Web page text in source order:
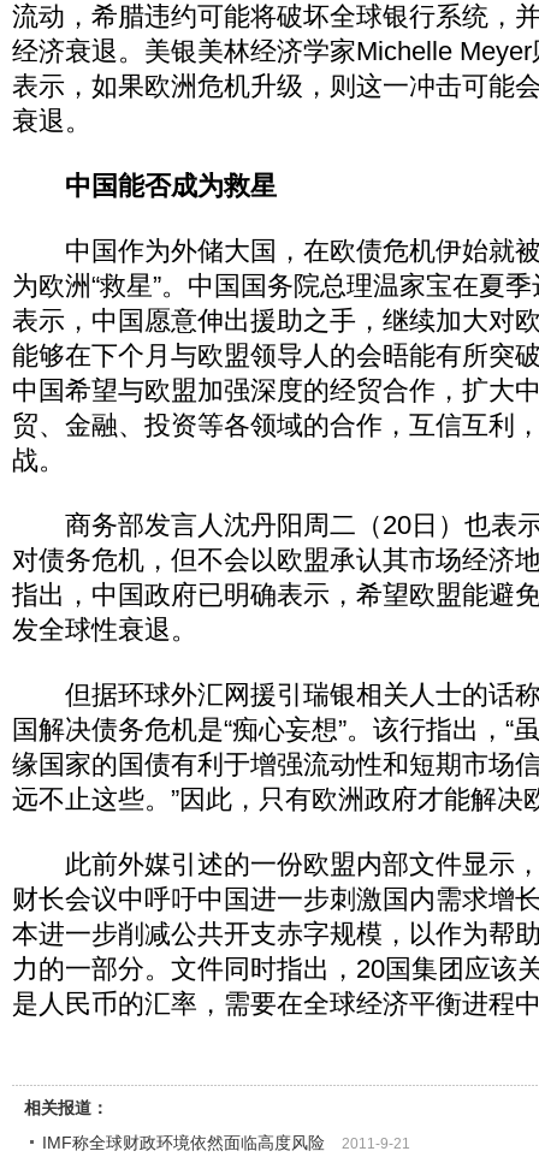
流动，希腊违约可能将破坏全球银行系统，
经济衰退。美银美林经济学家Michelle
表示，如果欧洲危机升级，则这一冲击可能
衰退。
中国能否成为救星
中国作为外储大国，在欧债危机伊始就
为欧洲“救星”。中国国务院总理温家宝在夏
表示，中国愿意伸出援助之手，继续加大对
能够在下个月与欧盟领导人的会晤能有所突
中国希望与欧盟加强深度的经贸合作，扩大
贸、金融、投资等各领域的合作，互信互利
战。
商务部发言人沈丹阳周二（20日）也表
对债务危机，但不会以欧盟承认其市场经济
指出，中国政府已明确表示，希望欧盟能避
发全球性衰退。
但据环球外汇网援引瑞银相关人士的话
国解决债务危机是“痴心妄想”。该行指出，“
缘国家的国债有利于增强流动性和短期市场
远不止这些。”因此，只有欧洲政府才能解决
此前外媒引述的一份欧盟内部文件显示
财长会议中呼吁中国进一步刺激国内需求增
本进一步削减公共开支赤字规模，以作为帮
力的一部分。文件同时指出，20国集团应该
是人民币的汇率，需要在全球经济平衡进程
相关报道：
IMF称全球财政环境依然面临高度风险
2011-9-21